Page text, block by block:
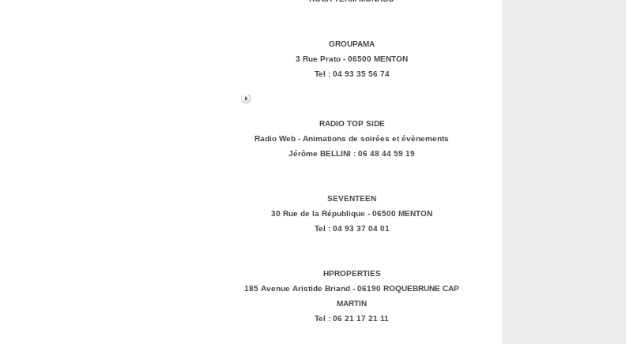
GROUPAMA
3 Rue Prato - 06500 MENTON
Tel : 04 93 35 56 74
RADIO TOP SIDE
Radio Web - Animations de soirées et évènements
Jérôme BELLINI : 06 48 44 59 19
SEVENTEEN
30 Rue de la République - 06500 MENTON
Tel : 04 93 37 04 01
HPROPERTIES
185 Avenue Aristide Briand - 06190 ROQUEBRUNE CAP
MARTIN
Tel : 06 21 17 21 11